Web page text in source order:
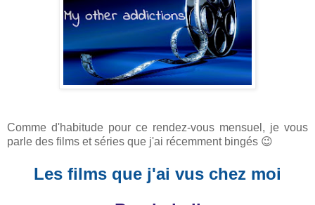
Comme d'habitude pour ce rendez-vous mensuel, je vous
parle des films et séries que j'ai récemment bingés 😉
Les films que j'ai vus chez moi